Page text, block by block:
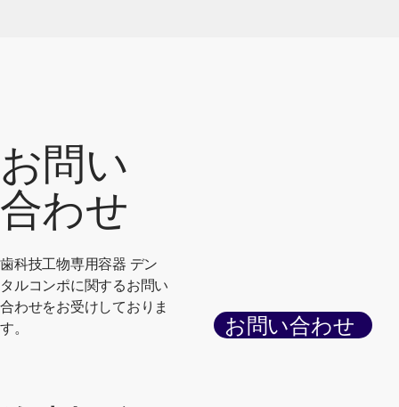
お問い
合わせ
歯科技工物専用容器 デン
タルコンポに関するお問い
合わせをお受けしておりま
す。
お問い合わせ